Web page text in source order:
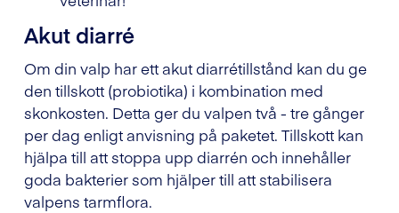
Akut diarré
Om din valp har ett akut diarrétillstånd kan du ge
den tillskott (probiotika) i kombination med
skonkosten. Detta ger du valpen två - tre gånger
per dag enligt anvisning på paketet. Tillskott kan
hjälpa till att stoppa upp diarrén och innehåller
goda bakterier som hjälper till att stabilisera
valpens tarmflora.